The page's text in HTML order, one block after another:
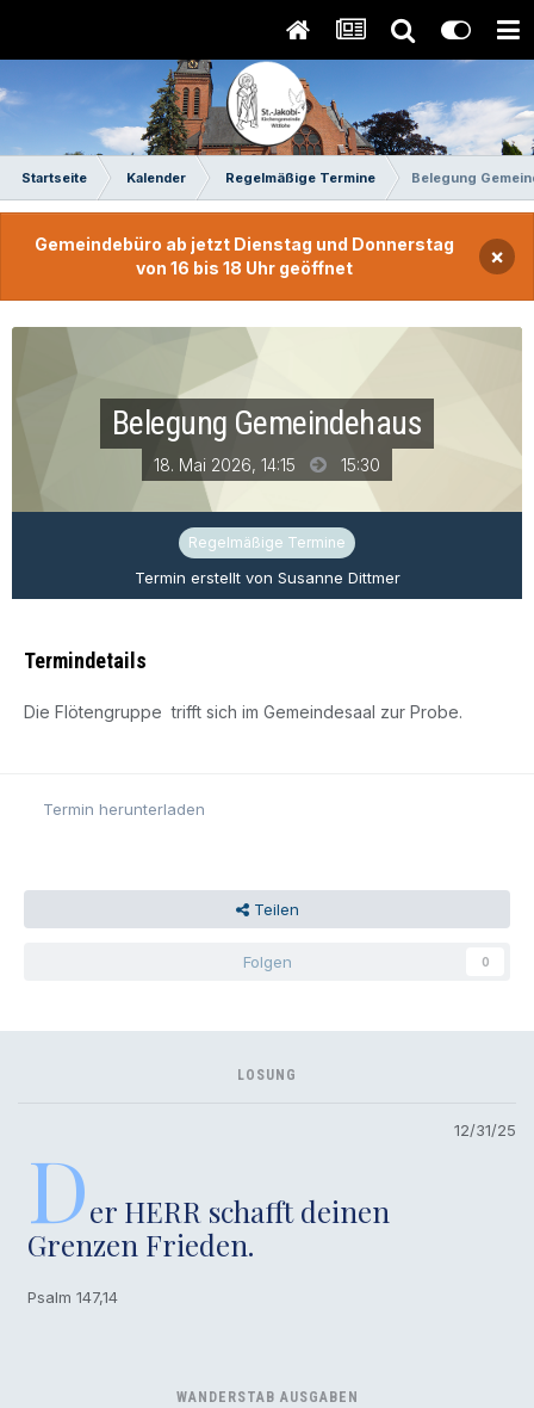
Startseite Kalender Regelmäßige Termine Belegung
Gemeindebüro ab jetzt Dienstag und Donnerstag
von 16 bis 18 Uhr geöffnet
×
Belegung Gemeindehaus
18. Mai 2026, 14:15 15:30
Regelmäßige Termine
Termin erstellt von Susanne Dittmer
Termindetails
Die Flötengruppe trifft sich im Gemeindesaal zur Probe.
Termin herunterladen
Teilen
Folgen 0
LOSUNG
12/31/25
Der HERR schafft deinen
Grenzen Frieden.
Psalm 147,14
WANDERSTAB AUSGABEN